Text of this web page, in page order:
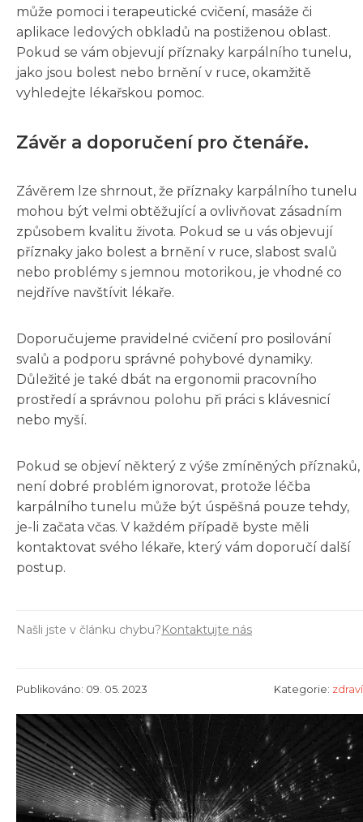
může pomoci i terapeutické cvičení, masáže či
aplikace ledových obkladů na postiženou oblast.
Pokud se vám objevují příznaky karpálního tunelu,
jako jsou bolest nebo brnění v ruce, okamžitě
vyhledejte lékařskou pomoc.
Závěr a doporučení pro čtenáře.
Závěrem lze shrnout, že příznaky karpálního tunelu
mohou být velmi obtěžující a ovlivňovat zásadním
způsobem kvalitu života. Pokud se u vás objevují
příznaky jako bolest a brnění v ruce, slabost svalů
nebo problémy s jemnou motorikou, je vhodné co
nejdříve navštívit lékaře.
Doporučujeme pravidelné cvičení pro posilování
svalů a podporu správné pohybové dynamiky.
Důležité je také dbát na ergonomii pracovního
prostředí a správnou polohu při práci s klávesnicí
nebo myší.
Pokud se objeví některý z výše zmíněných příznaků,
není dobré problém ignorovat, protože léčba
karpálního tunelu může být úspěšná pouze tehdy,
je-li začata včas. V každém případě byste měli
kontaktovat svého lékaře, který vám doporučí další
postup.
Našli jste v článku chybu?Kontaktujte nás
Publikováno: 09. 05. 2023 Kategorie: zdraví